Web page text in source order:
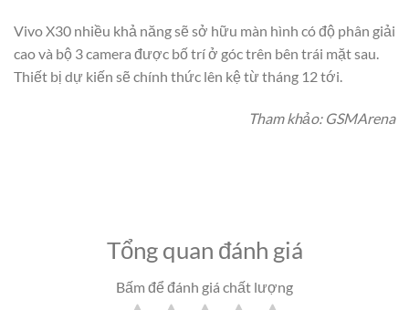
Vivo X30 nhiều khả năng sẽ sở hữu màn hình có độ phân giải
cao và bộ 3 camera được bố trí ở góc trên bên trái mặt sau.
Thiết bị dự kiến sẽ chính thức lên kệ từ tháng 12 tới.
Tham khảo: GSMArena
Tổng quan đánh giá
Bấm để đánh giá chất lượng